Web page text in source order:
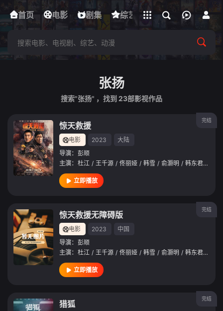
首页 电影 剧集 综艺 动漫 短剧
下载客户端
立即登录
张扬
搜索"张扬" ，找到 23部影视作品
完结
惊天救援
电影 2023
大陆
导演： 彭顺
主演： 杜江 / 王千源 / 佟丽娅 / 韩雪 / 俞灏明 / 韩东君 /
立即播放
完结
惊天救援无障碍版
电影 2023
中国
导演： 彭顺
主演： 杜江 / 王千源 / 佟丽娅 / 韩雪 / 俞灏明 / 韩东君 /
立即播放
完结
猎狐